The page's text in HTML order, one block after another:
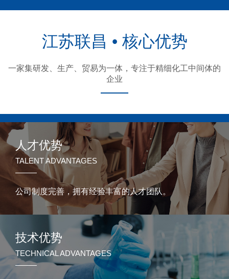
江苏联昌 • 核心优势
一家集研发、生产、贸易为一体，专注于精细化工中间体的
企业
人才优势
TALENT ADVANTAGES
公司制度完善，拥有经验丰富的人才团队。
技术优势
TECHNICAL ADVANTAGES